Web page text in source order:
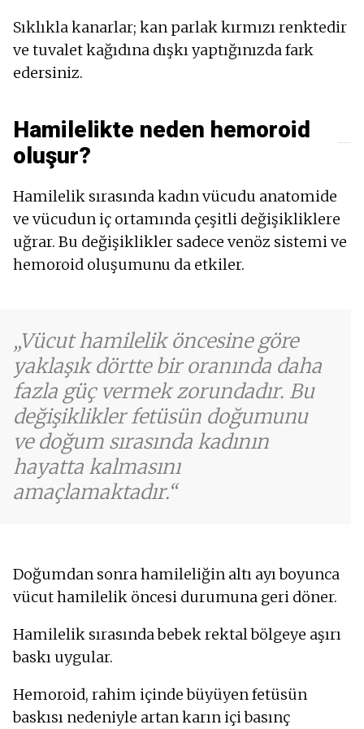
Sıklıkla kanarlar; kan parlak kırmızı renktedir
ve tuvalet kağıdına dışkı yaptığınızda fark
edersiniz.
Hamilelikte neden hemoroid
oluşur?
Hamilelik sırasında kadın vücudu anatomide
ve vücudun iç ortamında çeşitli değişikliklere
uğrar. Bu değişiklikler sadece venöz sistemi ve
hemoroid oluşumunu da etkiler.
Vücut hamilelik öncesine göre
yaklaşık dörtte bir oranında daha
fazla güç vermek zorundadır. Bu
değişiklikler fetüsün doğumunu
ve doğum sırasında kadının
hayatta kalmasını
amaçlamaktadır.
Doğumdan sonra hamileliğin altı ayı boyunca
vücut hamilelik öncesi durumuna geri döner.
Hamilelik sırasında bebek rektal bölgeye aşırı
baskı uygular.
Hemoroid, rahim içinde büyüyen fetüsün
baskısı nedeniyle artan karın içi basınç